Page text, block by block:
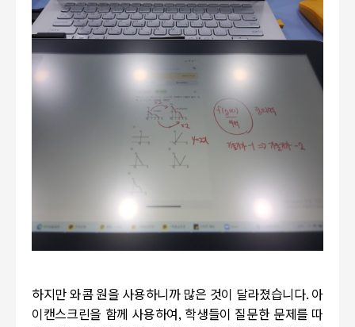
하지만 와콤 원을 사용하니까 많은 것이 달라졌습니다. 아
이캔스크린을 함께 사용하여, 학생들이 질문한 문제를 따